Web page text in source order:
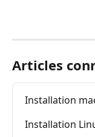
Articles
Installation
Installation